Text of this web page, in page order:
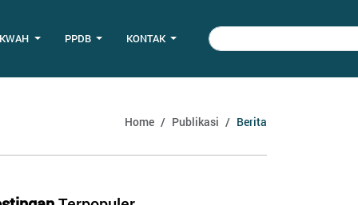
PPDB KONTAK
Home Publikasi Berita